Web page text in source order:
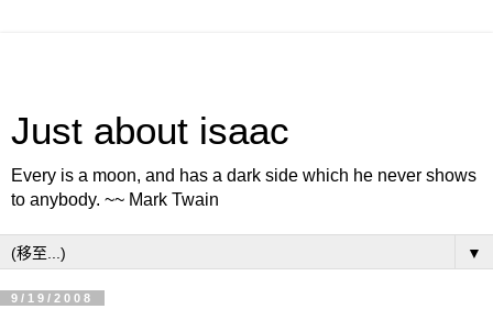
Just about isaac
Every is a moon, and has a dark side which he never shows
to anybody. ~~ Mark Twain
▼
9/19/2008